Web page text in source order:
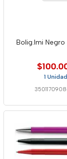
Bolig.Imi
1 Unidad